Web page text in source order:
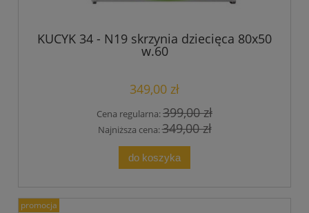
KUCYK 34 - N19 skrzynia dziecięca 80x50
w.60
349,00 zł
Cena regularna:399,00 zł
Najniższa cena:349,00 zł
do koszyka
promocja